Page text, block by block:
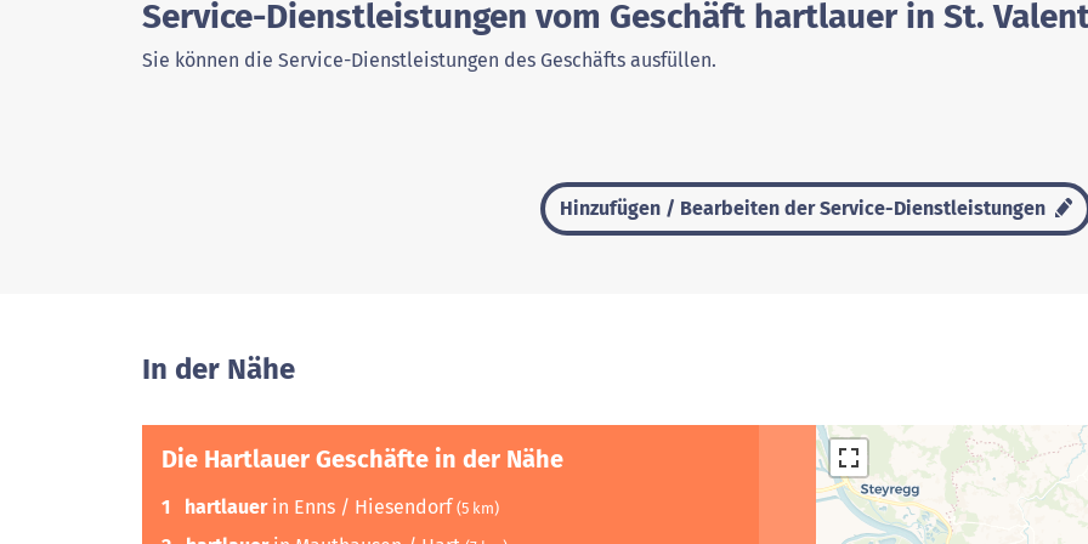
Service-Dienstleistungen vom Geschäft hartlauer in St.
Sie können die Service-Dienstleistungen des Geschäfts ausfüllen.
Hinzufügen / Bearbeiten der Service-Dienstleistungen
In der Nähe
Die Hartlauer Geschäfte in der Nähe
1 hartlauerin Enns / Hiesendorf (5 km)